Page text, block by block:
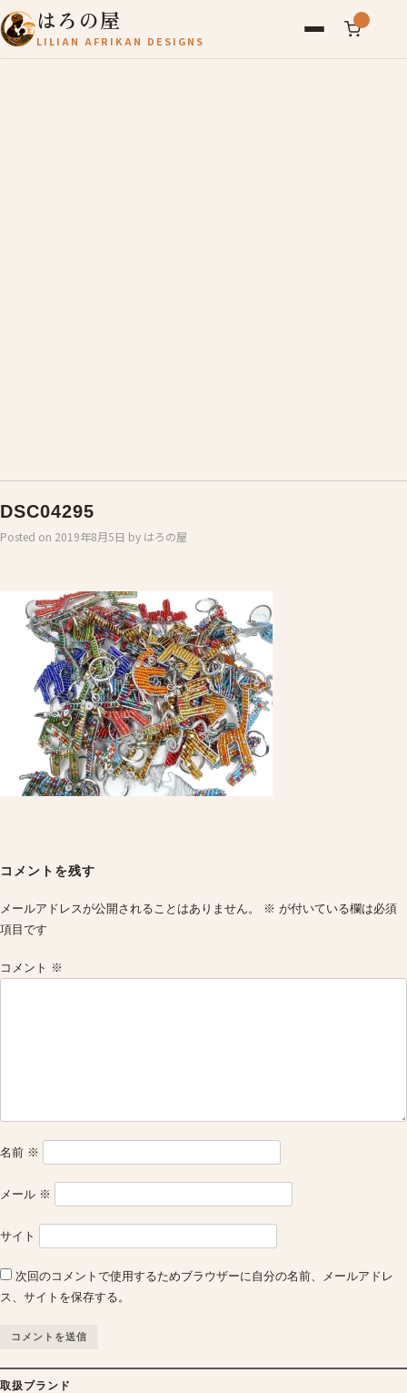
はろの屋
LILIAN AFRIKAN DESIGNS
DSC04295
Posted on 2019年8月5日 by はろの屋
navigation
コメントを残す
メールアドレスが公開されることはありません。 ※ が付いている欄は必須
項目です
コメント ※
名前 ※
メール ※
サイト
次回のコメントで使用するためブラウザーに自分の名前、メールアドレ
ス、サイトを保存する。
取扱ブランド